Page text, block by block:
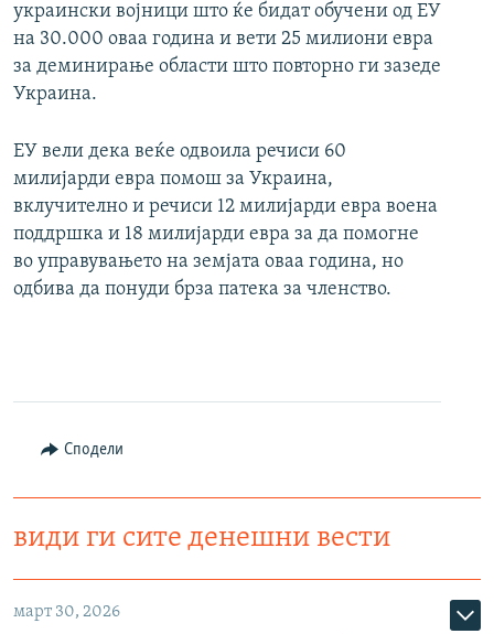
украински војници што ќе бидат обучени од ЕУ
на 30.000 оваа година и вети 25 милиони евра
за деминирање области што повторно ги зазеде
Украина.
ЕУ вели дека веќе одвоила речиси 60
милијарди евра помош за Украина,
вклучително и речиси 12 милијарди евра воена
поддршка и 18 милијарди евра за да помогне
во управувањето на земјата оваа година, но
одбива да понуди брза патека за членство.
Сподели
види ги сите денешни вести
март 30, 2026